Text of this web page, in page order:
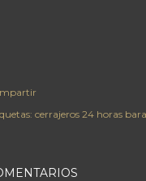
cerrajeros 24 horas